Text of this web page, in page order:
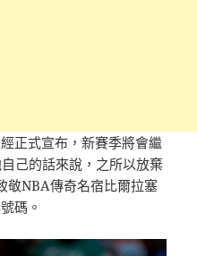
正式宣布，新賽季將會繼
己的話來說，之所以放棄
敬NBA傳奇名宿比爾拉塞
碼。